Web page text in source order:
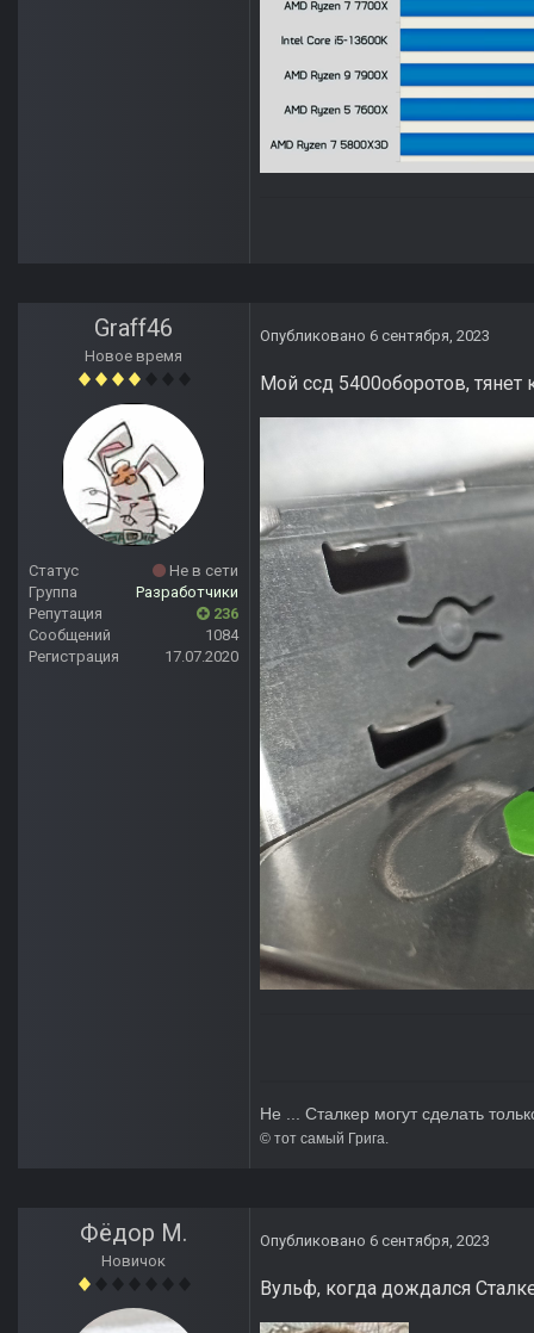
Graff46
Новое время
Статус
Не в сети
Группа
Разработчики
Репутация
236
Сообщений
1084
Регистрация
17.07.2020
Опубликовано 6 сентября, 2023
Мой ссд 5400оборотов, тянет
Не ... Сталкер могут сделать
© тот
Фёдор М.
Новичок
Опубликовано 6 сентября, 2023
Вульф, когда дождался